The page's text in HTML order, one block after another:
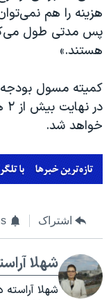
هزینه را هم
پس مدتی طول
هستند.»
کمیته مسول
خواهد شد.
اشتراک
شهلا